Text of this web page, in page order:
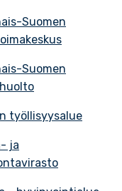
Suomen
Suomen
työllisyysalue
ja